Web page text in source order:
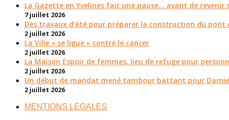
La Gazette en Yvelines fait une pause... avant de revenir
7 juillet 2026
Des travaux d’été pour préparer la construction du pont
2 juillet 2026
La Ville « se ligue » contre le cancer
2 juillet 2026
La Maison Espoir de femmes, lieu de refuge pour
2 juillet 2026
Un début de mandat mené tambour battant pour
2 juillet 2026
MENTIONS LÉGALES